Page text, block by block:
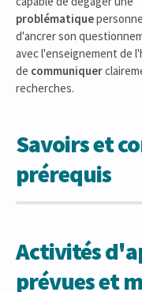
problématique
d'ancrer son
avec l'enseignement de
de communiquer
recherches.
Savoirs et
prérequis
Activités
prévues et